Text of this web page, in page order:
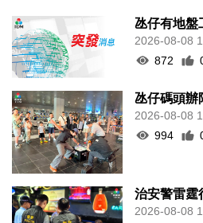
氹仔有地盤
2026-08-08
872
氹仔碼頭辦
2026-08-08
994
治安警雷霆
2026-08-08